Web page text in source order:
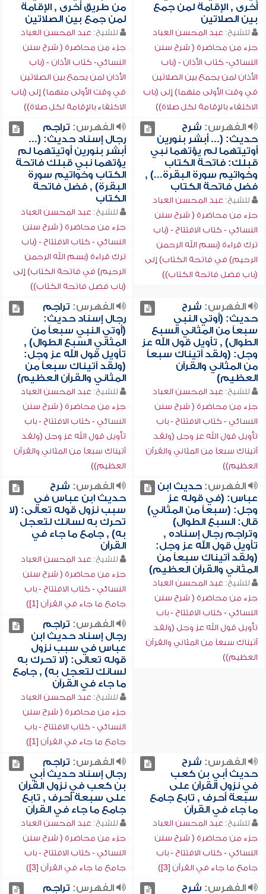
أخرى , الإقامة لمن جمع
بين الصلاتين
للشيخ: عبد المحسن العباد
جزء من محاضرة ( شرح سنن
النسائي- كتاب الأذان - (باب
الأذان لمن يجمع بين الصلاتين
في وقت الأولى منهما) إلى (باب
الاكتفاء بالإقامة لكل صلاة))
من طريق أخرى , الإقامة
لمن جمع بين الصلاتين
للشيخ: عبد المحسن العباد
جزء من محاضرة ( شرح سنن
النسائي- كتاب الأذان - (باب
الأذان لمن يجمع بين الصلاتين
في وقت الأولى منهما) إلى (باب
الاكتفاء بالإقامة لكل صلاة))
الفهرس: شرح
حديث: (... أبشر بنورين
أوتيتهما لم يؤتهما نبي
قبلك: فاتحة الكتاب
وخواتيم سورة البقرة...) ,
فضل فاتحة الكتاب
للشيخ: عبد المحسن العباد
جزء من محاضرة ( شرح سنن
النسائي - كتاب الافتتاح - (باب
ترك قراءة (بسم الله الرحمن
الرحيم) في فاتحة الكتاب) إلى
(باب فضل فاتحة الكتاب))
الفهرس: تراجم
رجال إسناد حديث: (...
أبشر بنورين أوتيتهما لم
يؤتهما نبي قبلك فاتحة
الكتاب وخواتيم سورة
البقرة) , فضل فاتحة
الكتاب
للشيخ: عبد المحسن العباد
جزء من محاضرة ( شرح سنن
النسائي - كتاب الافتتاح - (باب
ترك قراءة (بسم الله الرحمن
الرحيم) في فاتحة الكتاب) إلى
(باب فضل فاتحة الكتاب))
الفهرس: شرح
حديث: (أوتي النبي
سبعاً من المثاني السبع
الطوال) , تأويل قول الله عز
وجل: (ولقد آتيناك سبعاً
من المثاني والقرآن
العظيم)
للشيخ: عبد المحسن العباد
جزء من محاضرة ( شرح سنن
النسائي - كتاب الافتتاح - باب
تأويل قول الله عز وجل (ولقد
آتيناك سبعاً من المثاني والقرآن
العظيم))
الفهرس: تراجم
رجال إسناد حديث:
(أوتي النبي سبعاً من
المثاني السبع الطوال) ,
تأويل قول الله عز وجل:
(ولقد آتيناك سبعاً من
المثاني والقرآن العظيم)
للشيخ: عبد المحسن العباد
جزء من محاضرة ( شرح سنن
النسائي - كتاب الافتتاح - باب
تأويل قول الله عز وجل (ولقد
آتيناك سبعاً من المثاني والقرآن
العظيم))
الفهرس:حديث ابن
عباس: (في قوله عز
وجل: (سبعاً من المثاني)
قال: السبع الطوال)
وتراجم رجال إسناده ,
تأويل قول الله عز وجل:
(ولقد آتيناك سبعاً من
المثاني والقرآن العظيم)
للشيخ: عبد المحسن العباد
جزء من محاضرة ( شرح سنن
النسائي - كتاب الافتتاح - باب
تأويل قول الله عز وجل (ولقد
آتيناك سبعاً من المثاني والقرآن
العظيم))
الفهرس: شرح
حديث ابن عباس في
سبب نزول قوله تعالى: (لا
تحرك به لسانك لتعجل
به) , جامع ما جاء في
القرآن
للشيخ: عبد المحسن العباد
جزء من محاضرة ( شرح سنن
النسائي - كتاب الافتتاح - باب
جامع ما جاء في القرآن [1])
الفهرس: تراجم
رجال إسناد حديث ابن
عباس في سبب نزول
قوله تعالى: (لا تحرك به
لسانك لتعجل به) , جامع
ما جاء في القرآن
للشيخ: عبد المحسن العباد
جزء من محاضرة ( شرح سنن
النسائي - كتاب الافتتاح - باب
جامع ما جاء في القرآن [1])
الفهرس: شرح
حديث أبي بن كعب
في نزول القرآن على
سبعة أحرف , تابع جامع
ما جاء في القرآن
للشيخ: عبد المحسن العباد
جزء من محاضرة ( شرح سنن
النسائي - كتاب الافتتاح - باب
جامع ما جاء في القرآن [3])
الفهرس: تراجم
رجال إسناد حديث أبي
بن كعب في نزول القرآن
على سبعة أحرف , تابع
جامع ما جاء في القرآن
للشيخ: عبد المحسن العباد
جزء من محاضرة ( شرح سنن
النسائي - كتاب الافتتاح - باب
جامع ما جاء في القرآن [3])
الفهرس: شرح
الفهرس: تراجم